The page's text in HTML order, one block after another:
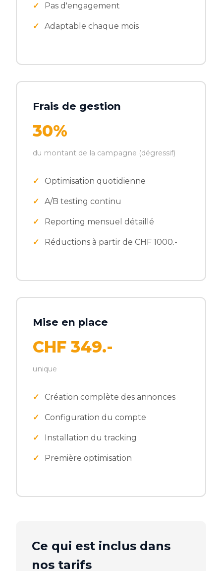
Pas d'engagement
Adaptable chaque mois
Frais de gestion
30%
du montant de la campagne (dégressif)
Optimisation quotidienne
A/B testing continu
Reporting mensuel détaillé
Réductions à partir de CHF 1000.-
Mise en place
CHF 349.-
unique
Création complète des annonces
Configuration du compte
Installation du tracking
Première optimisation
Ce qui est inclus dans
nos tarifs